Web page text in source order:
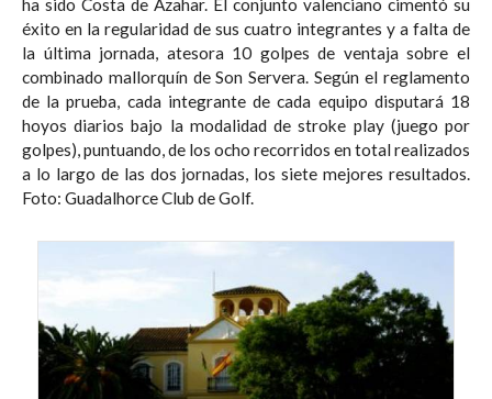
éxito en la regularidad de sus cuatro integrantes y a falta de
la última jornada, atesora 10 golpes de ventaja sobre el
combinado mallorquín de Son Servera. Según el reglamento
de la prueba, cada integrante de cada equipo disputará 18
hoyos diarios bajo la modalidad de stroke play (juego por
golpes), puntuando, de los ocho recorridos en total realizados
a lo largo de las dos jornadas, los siete mejores resultados.
Foto: Guadalhorce Club de Golf.